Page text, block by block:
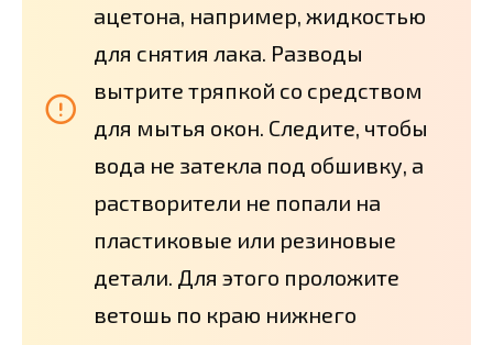
ацетона, например, жидкостью
для снятия лака. Разводы
вытрите тряпкой со средством
для мытья окон. Следите, чтобы
вода не затекла под обшивку, а
растворители не попали на
пластиковые или резиновые
детали. Для этого проложите
ветошь по краю нижнего